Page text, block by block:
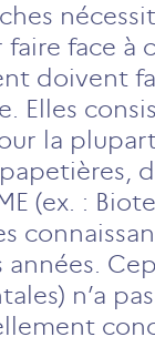
face à
doivent
Elles
la
(ex. :
n’a